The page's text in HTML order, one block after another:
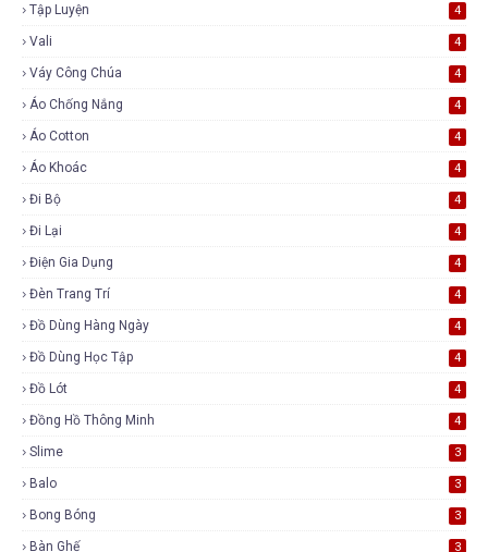
Tập Luyện 4
Vali 4
Váy Công Chúa 4
Áo Chống Nắng 4
Áo Cotton 4
Áo Khoác 4
Đi Bộ 4
Đi Lại 4
Điện Gia Dụng 4
Đèn Trang Trí 4
Đồ Dùng Hàng Ngày 4
Đồ Dùng Học Tập 4
Đồ Lót 4
Đồng Hồ Thông Minh 4
Slime 3
Balo 3
Bong Bóng 3
Bàn Ghế 3